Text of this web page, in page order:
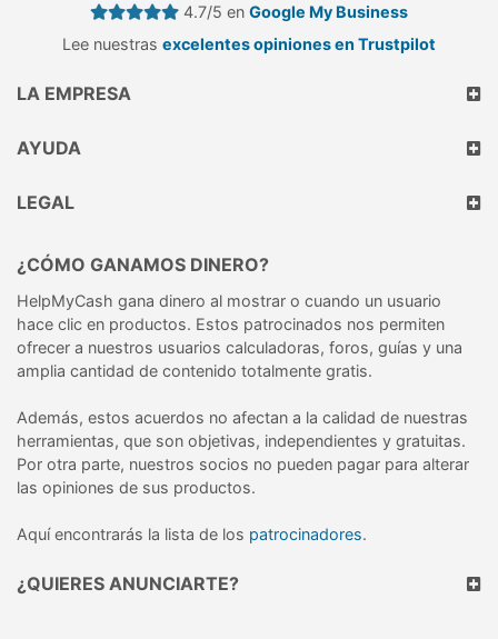
4.7/5 en Google My Business
Lee nuestras excelentes opiniones en Trustpilot
LA EMPRESA
AYUDA
LEGAL
¿CÓMO GANAMOS DINERO?
HelpMyCash gana dinero al mostrar o cuando un usuario
hace clic en productos. Estos patrocinados nos permiten
ofrecer a nuestros usuarios calculadoras, foros, guías y una
amplia cantidad de contenido totalmente gratis.
Además, estos acuerdos no afectan a la calidad de nuestras
herramientas, que son objetivas, independientes y gratuitas.
Por otra parte, nuestros socios no pueden pagar para alterar
las opiniones de sus productos.
Aquí encontrarás la lista de los patrocinadores.
¿QUIERES ANUNCIARTE?